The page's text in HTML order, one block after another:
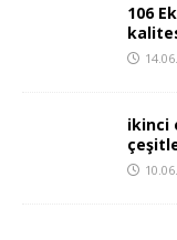
106
ikinci